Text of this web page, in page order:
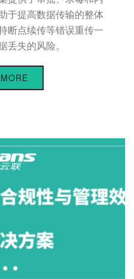
于提高数据传输的整体
断点续传等错误重传一
失的风险。